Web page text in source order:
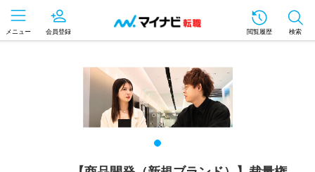
メニュー 会員登録 閲覧履歴 検索